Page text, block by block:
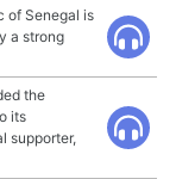
of Senegal is
a strong
the
its
supporter,